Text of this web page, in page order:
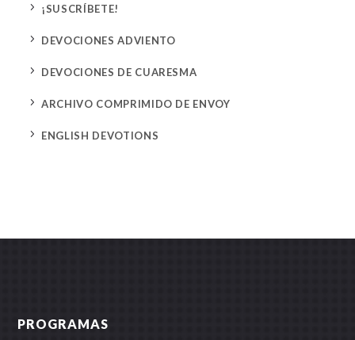
5 ¡SUSCRÍBETE!
5 DEVOCIONES ADVIENTO
5 DEVOCIONES DE CUARESMA
5 ARCHIVO COMPRIMIDO DE ENVOY
5 ENGLISH DEVOTIONS
PROGRAMAS